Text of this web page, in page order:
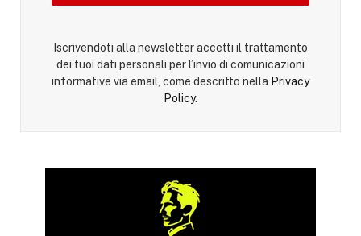
Iscrivendoti alla newsletter accetti il trattamento
dei tuoi dati personali per l’invio di comunicazioni
informative via email, come descritto nella Privacy
Policy.